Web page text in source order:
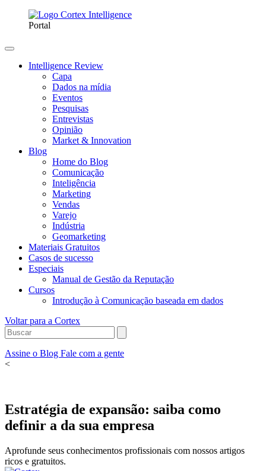
Portal
Intelligence Review
Capa
Dados na mídia
Eventos
Pesquisas
Entrevistas
Opinião
Market & Innovation
Blog
Home do Blog
Comunicação
Inteligência
Marketing
Vendas
Varejo
Indústria
Geomarketing
Materiais Gratuitos
Casos de sucesso
Especiais
Manual de Gestão da Reputação
Cursos
Introdução à Comunicação baseada em dados
Voltar para a Cortex
Assine o Blog Fale com a gente
<
Estratégia de expansão: saiba como
definir a da sua empresa
Aprofunde seus conhecimentos profissionais com nossos artigos
ricos e gratuitos.